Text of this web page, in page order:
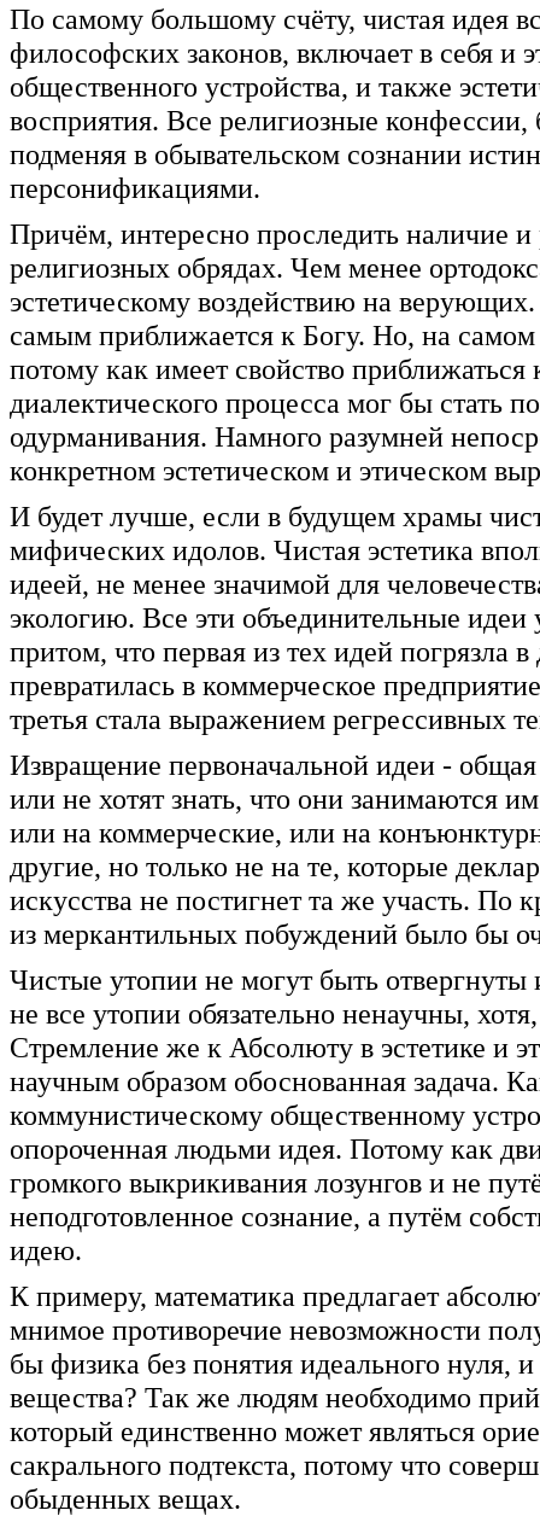
По самому большому счёту, чистая идея
философских законов, включает в себя
общественного устройства, и также
восприятия. Все религиозные
подменяя в обывательском сознании
персонификациями.
Причём, интересно проследить наличие
религиозных обрядах. Чем менее
эстетическому воздействию на
самым приближается к Богу. Но, на самом
потому как имеет свойство
диалектического процесса мог бы стать
одурманивания. Намного разумней
конкретном эстетическом и этическом
И будет лучше, если в будущем храмы
мифических идолов. Чистая эстетика
идеей, не менее значимой для
экологию. Все эти объединительные идеи
притом, что первая из тех идей погрязла
превратилась в коммерческое
третья стала выражением регрессивных
Извращение первоначальной идеи -
или не хотят знать, что они занимаются
или на коммерческие, или на
другие, но только не на те, которые
искусства не постигнет та же участь. По
из меркантильных побуждений было бы
Чистые утопии не могут быть
не все утопии обязательно ненаучны,
Стремление же к Абсолюту в эстетике и
научным образом обоснованная задача.
коммунистическому общественному
опороченная людьми идея. Потому как
громкого выкрикивания лозунгов и не
неподготовленное сознание, а путём
идею.
К примеру, математика предлагает
мнимое противоречие невозможности
бы физика без понятия идеального нуля,
вещества? Так же людям необходимо
который единственно может являться
сакрального подтекста, потому что
обыденных вещах.